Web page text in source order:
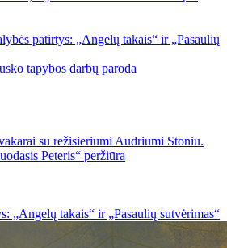
patirtys: „Angelų takais“ ir „Pasaulių
tapybos darbų paroda
su režisieriumi Audriumi Stoniu.
Peteris“ peržiūra
„Angelų takais“ ir „Pasaulių sutvėrimas“